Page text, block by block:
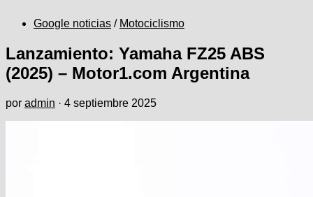
Google noticias / Motociclismo
Lanzamiento: Yamaha FZ25 ABS
(2025) – Motor1.com Argentina
por admin · 4 septiembre 2025